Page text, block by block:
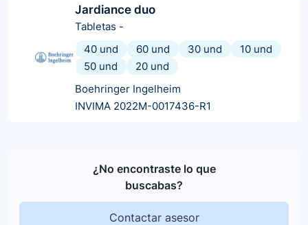
Jardiance duo
Tabletas -
40 und
60 und 30 und
10 und
50 und
20 und
Boehringer Ingelheim
INVIMA 2022M-0017436-R1
¿No encontraste lo que
buscabas?
Contactar asesor